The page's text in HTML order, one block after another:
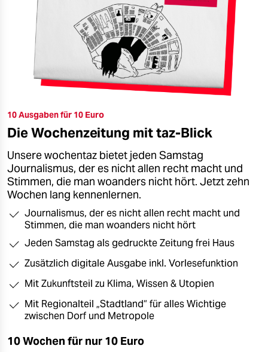
10 Ausgaben für 10 Euro
Die Wochenzeitung mit taz-Blick
Unsere wochentaz bietet jeden Samstag
Journalismus, der es nicht allen recht macht und
Stimmen, die man woanders nicht hört. Jetzt zehn
Wochen lang kennenlernen.
Journalismus, der es nicht allen recht macht und
Stimmen, die man woanders nicht hört
Jeden Samstag als gedruckte Zeitung frei Haus
Zusätzlich digitale Ausgabe inkl. Vorlesefunktion
Mit Zukunftsteil zu Klima, Wissen & Utopien
Mit Regionalteil „Stadtland“ für alles Wichtige
zwischen Dorf und Metropole
10 Wochen für nur 10 Euro